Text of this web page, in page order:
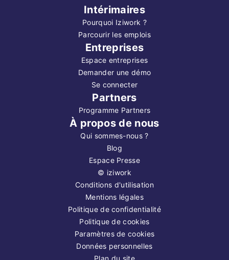
Intérimaires
Pourquoi Iziwork ?
Parcourir les emplois
Entreprises
Espace entreprises
Demander une démo
Se connecter
Partners
Programme Partners
À propos de nous
Qui sommes-nous ?
Blog
Espace Presse
© iziwork
Conditions d'utilisation
Mentions légales
Politique de confidentialité
Politique de cookies
Paramètres de cookies
Données personnelles
Plan du site